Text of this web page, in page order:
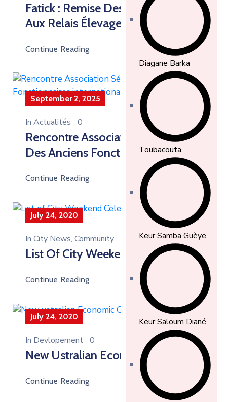
Diagane Barka
Toubacouta
Keur Samba Guèye
Keur Saloum Diané
Fatick : Remise Des Attestations
Aux Relais Élevage Et
Responsables De Formation
(RESFOR) Dans Le Cadre Du PRPA
Continue Reading
September 2, 2025
In Actualités 0
Rencontre Association Sénégalaise
Des Anciens Fonctionnaires
Continue Reading
July 24, 2020
In City News‚ Community 0
List Of City Weekend Celebrations
Continue Reading
July 24, 2020
In Devlopement 0
New Ustralian Economic Culture
Continue Reading